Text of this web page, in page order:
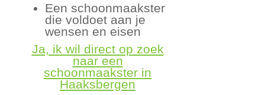
Een schoonmaakster
die voldoet aan je
wensen en eisen
Ja, ik wil direct op zoek
naar een
schoonmaakster in
Haaksbergen